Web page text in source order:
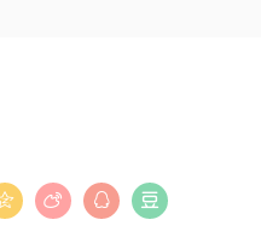
https://unitedplugins.com/
安装.exe，然后用修补程序替换